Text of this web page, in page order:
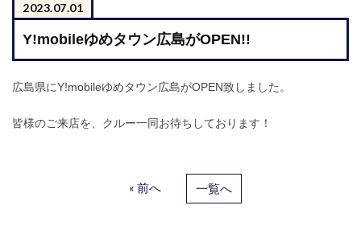
2023.07.01
Y!mobileゆめタウン広島がOPEN!!
広島県にY!mobileゆめタウン広島がOPEN致しました。
皆様のご来店を、クルー一同お待ちしております！
« 前へ 一覧へ